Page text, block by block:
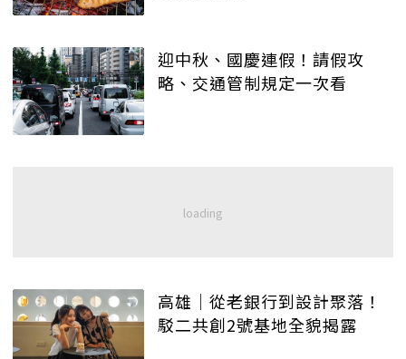
迎中秋、國慶連假！請假攻
略、交通管制規定一次看
高雄│從老銀行到設計聚落！
駁二共創2號基地全貌揭露